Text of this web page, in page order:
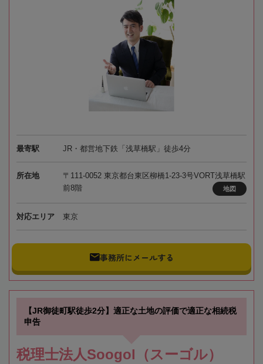
最寄駅 JR・都営地下鉄「浅草橋駅」徒歩4分
所在地
〒111-0052 東京都台東区柳橋1-23-3号VORT浅草橋駅
前8階
地図
対応エリア 東京
事務所にメールする
【JR御徒町駅徒歩2分】適正な土地の評価で適正な相続税
申告
税理士法人Soogol（スーゴル）